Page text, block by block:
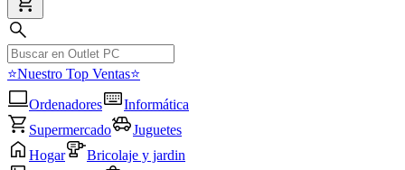
⭐Nuestro Top Ventas⭐
Ordenadores
Informática
Supermercado
Juguetes
Hogar
Bricolaje y jardin